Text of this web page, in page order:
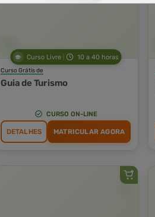
Curso Livre 10 a 40 horas
Curso Grátis de
Guia de Turismo
CURSO ON-LINE
DETALHES MATRICULAR AGORA